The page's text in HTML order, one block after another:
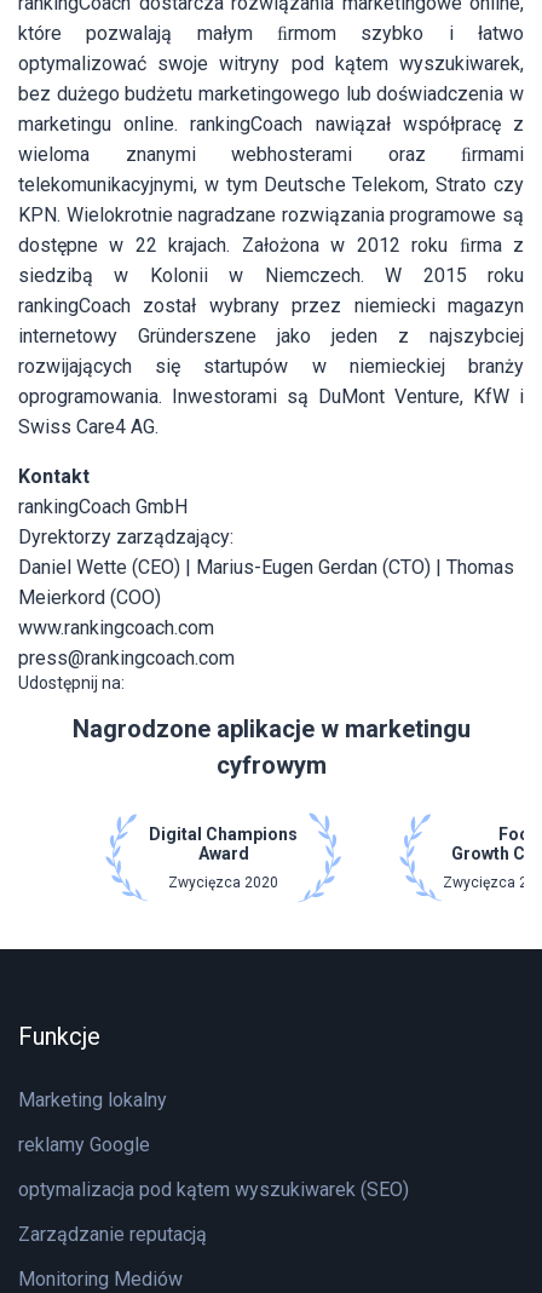
które pozwalają małym ﬁrmom szybko i łatwo
optymalizować swoje witryny pod kątem wyszukiwarek,
bez dużego budżetu marketingowego lub doświadczenia w
marketingu online. rankingCoach nawiązał współpracę z
wieloma znanymi webhosterami oraz ﬁrmami
telekomunikacyjnymi, w tym Deutsche Telekom, Strato czy
KPN. Wielokrotnie nagradzane rozwiązania programowe są
dostępne w 22 krajach. Założona w 2012 roku ﬁrma z
siedzibą w Kolonii w Niemczech. W 2015 roku
rankingCoach został wybrany przez niemiecki magazyn
internetowy Gründerszene jako jeden z najszybciej
rozwijających się startupów w niemieckiej branży
oprogramowania. Inwestorami są DuMont Venture, KfW i
Swiss Care4 AG.
Kontakt
rankingCoach GmbH
Dyrektorzy zarządzający:
Daniel Wette (CEO) | Marius-Eugen Gerdan (CTO) | Thomas
Meierkord (COO)
www.rankingcoach.com
press@rankingcoach.com
Udostępnij na:
Nagrodzone aplikacje w marketingu
cyfrowym
Digital Champions
Award
Zwycięzca 2020
Growth
Zwycięzca
Funkcje
Marketing lokalny
reklamy Google
optymalizacja pod kątem wyszukiwarek (SEO)
Zarządzanie reputacją
Monitoring Mediów